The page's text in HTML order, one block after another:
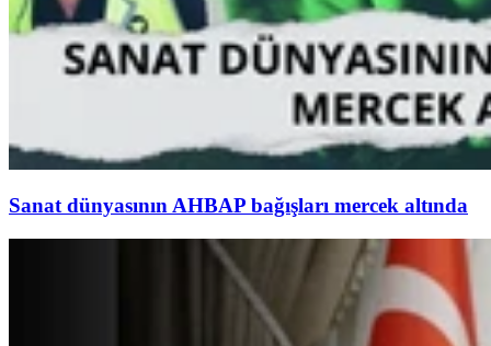
Sanat dünyasının AHBAP bağışları mercek altında